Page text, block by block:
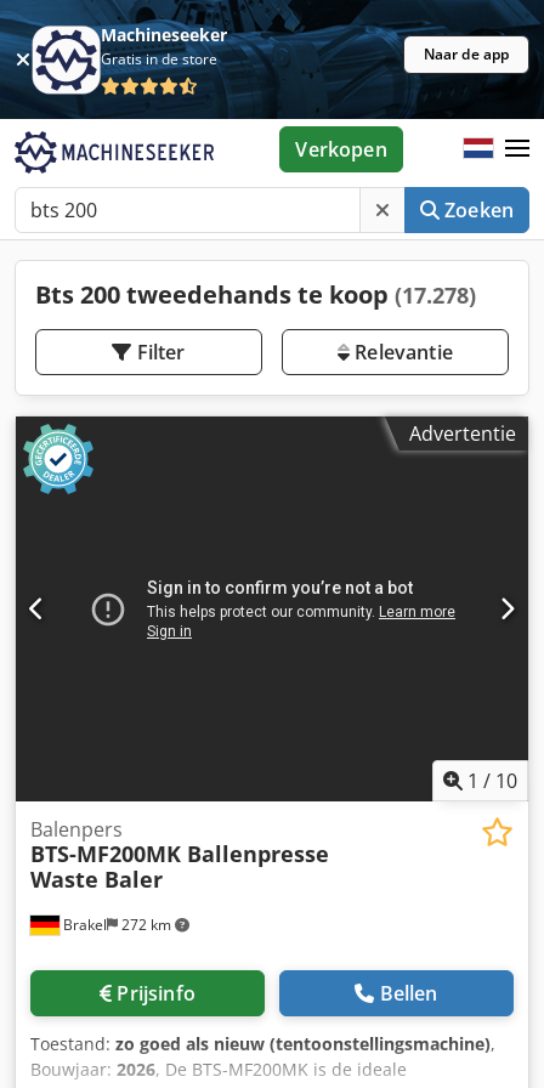
Machineseeker
Gratis in de store Naar de app
Zoeken
Verkopen
Bts 200 tweedehands te koop (17.278)
Filter Relevantie
Advertentie
1 / 10
Brakel 272 km
Balenpers
BTS-MF200MK Ballenpresse
Waste Baler
Prijsinfo Bellen
Toestand: zo goed als nieuw (tentoonstellingsmachine),
Bouwjaar: 2026, De BTS-MF200MK is de ideale